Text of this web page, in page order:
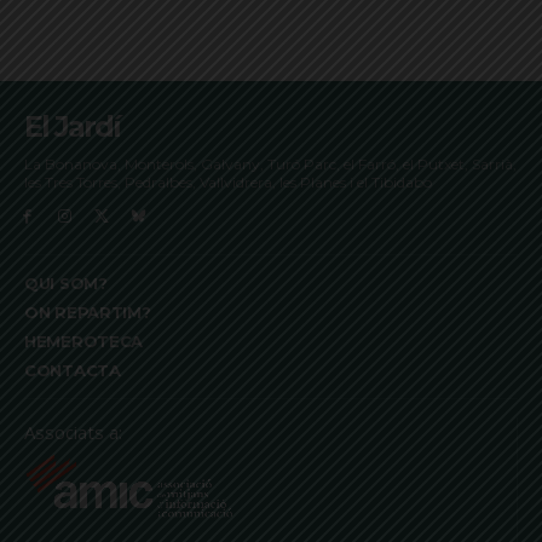
El Jardí
La Bonanova, Monterols, Galvany, Turó Parc, el Farró, el Putxet, Sarrià,
les Tres Torres, Pedralbes, Vallvidrera, les Planes i el Tibidabo
QUI SOM?
ON REPARTIM?
HEMEROTECA
CONTACTA
Associats a: